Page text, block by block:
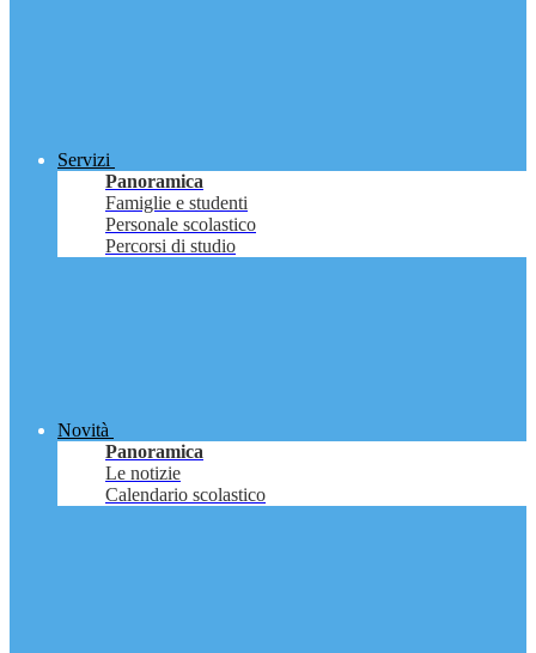
Servizi
Panoramica
Famiglie e studenti
Personale scolastico
Percorsi di studio
Novità
Panoramica
Le notizie
Calendario scolastico